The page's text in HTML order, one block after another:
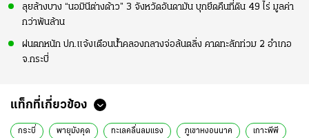
ลุยล้างบาง “นอมินีต่างด้าว” 3 จังหวัดอันดามัน บุกยึดคืนที่ดิน 49 ไร่ มูลค่า
กว่าพันล้าน
ฝนตกหนัก ปภ.แจ้งเตือนน้ำคลองกลางจ่อล้นตลิ่ง คาดทะลักท่วม 2 อำเภอ
จ.กระบี่
แท็กที่เกี่ยวข้อง
กระบี่ พายุมังคุด ทะเลคลื่นลมแรง ภูเขาหงอนนาค เกาะพีพี